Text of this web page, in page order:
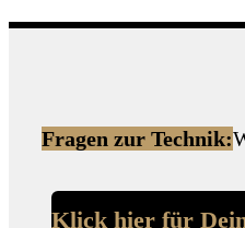
Fragen zur Technik:
Klick hier für